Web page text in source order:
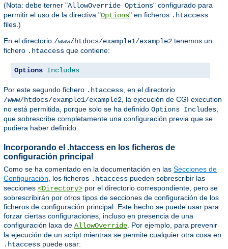
(Nota: debe terner "AllowOverride Options" configurado para
permitir el uso de la directiva "Options" en ficheros .htaccess
files.)
En el directorio /www/htdocs/example1/example2 tenemos un
fichero .htaccess que contiene:
Options Includes
Por este segundo fichero .htaccess , en el directorio
/www/htdocs/example1/example2 , la ejecución de CGI execution
no está permitida, porque solo se ha definido Options Includes
que sobrescribe completamente una configuración previa que se
pudiera haber definido.
Incorporando el .htaccess en los ficheros de
configuración principal
Como se ha comentado en la documentación en las Secciones de
Configuración , los ficheros .htaccess pueden sobrescribir las
secciones <Directory> por el directorio correspondiente, pero se
sobrescribirán por otros tipos de secciones de configuración de los
ficheros de configuración principal. Este hecho se puede usar para
forzar ciertas configuraciones, incluso en presencia de una
configuración laxa de AllowOverride . Por ejemplo, para prevenir
la ejecución de un script mientras se permite cualquier otra cosa en
.htaccess puede usar: